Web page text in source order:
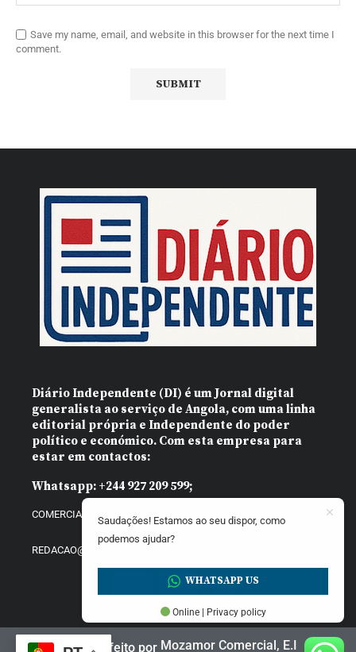
Save my name, email, and website in this browser for the next time I
comment.
Diário Independente (DI) é um Jornal digital
generalista ao serviço de Angola, com uma linha
editorial própria e Independente do poder
político e económico. Com esta empresa para
estar em contactos:
Whatsapp: +244 927 209 599;
COMERCIAL@DIARIOINDEPENDENTE.INFO
REDACAO@DIARIOINDEPENDENTE.INFO
Website feito por Mozamor Comercial, E.I
Saudações! Estamos ao seu dispor, como
podemos ajudar?
WHATSAPP US
Online | Privacy policy